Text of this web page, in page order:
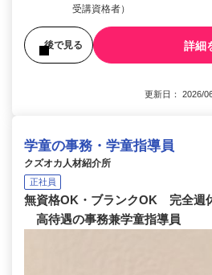
受講資格者）
後で見る 詳細
更新日： 2026/
学童の事務・学童指導員
クズオカ人材紹介所
正社員
無資格OK・ブランクOK 完全週
高待遇の事務兼学童指導員